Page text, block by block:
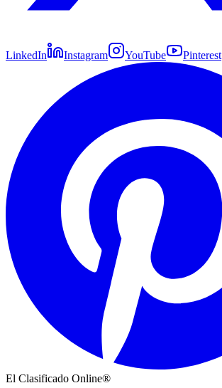
LinkedIn Instagram YouTube Pinterest
El Clasificado Online®